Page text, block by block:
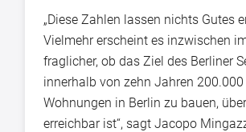
„Diese Zahlen lassen nichts Gutes
Vielmehr erscheint es inzwischen
fraglicher, ob das Ziel des Berliner
innerhalb von zehn Jahren 200.000
Wohnungen in Berlin zu bauen,
erreichbar ist“, sagt Jacopo